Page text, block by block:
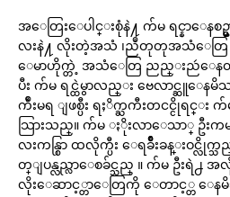
အ‌ေတြးေပါင္းစုံနဲ႔ က်မ ရင္နာေနစ
လးနဲ႔ လိုးတဲ့အသံ ၊ညဳတုတုအသံေတြ ၊
ေမာဟိုက္တဲ့ အသံေတြ ညည္းညဴေန
ပီး က်မ ရင္ထဲမွာလည္း ဗေလာင္ဆူေ
က်ဳံးမရ ျဖစ္ပီး ရႈိက္ႀကီးတငင္ငိုရင္
သြားသည္။ က်မ ႏိုးလာေသာ္ ဦးကမ
လးကန္စြာ ထလိုက္ပီး ေရခ်ိဳးခန္းဝင္လိုက္
တ္ျပန္လည္လာေစခ်င္သည္ ။ က်မ ဦးရဲ႕ အ
လိုးေဆာင့္တာေတြကို ေတာင့္တ ေန